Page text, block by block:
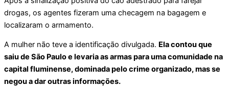
drogas, os agentes fizeram uma checagem na bagagem e
localizaram o armamento.
A mulher não teve a identificação divulgada. Ela contou que
saiu de São Paulo e levaria as armas para uma comunidade na
capital fluminense, dominada pelo crime organizado, mas se
negou a dar outras informações.